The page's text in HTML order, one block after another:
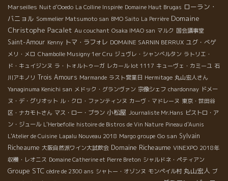
Marseilles Nuit d'Ooedo La Colline Inspirée Domaine Haut Brugas ローラン・
バニョル Sommelier Matsumoto san BMO Saito La Perrière Domaine
Christophe Pacalet Au couchant Osaka IMAO san マルク 国会議事堂
Saint-Amour Kenny トマ・ラフォレ DOMAINE SARNIN BERRUX ユグ・べゲ
メリ・メロ Chambolle Musigny 1er Cru ジュヴレ・シャンべルタン ラトリエ・
ド・キュイジンヌ ラ・トォルトゥーガ レカール lot 1117 キューヴェ・カミーユ 石
川アキノリ Trois Amours Marmande ラスト営業日 Hermitage 丸山宏人さん
Yanaginuma Kenichi san メドック・グランヴァン 宗像シェフ chardonnay ドメー
ヌ・デ・グリオット ル・クロ・ファンティンヌ カーヴ・マドレーヌ 東京・世田谷
区・ナカモトさん マス・ロー・ブラン 小松屋 Journaliste Mr.Hans ビストロ・ア
ン・ジュール L'Herbefolle histoire de Bistros de Vin Nature Pineau d'Aunis
L'Atelier de Cuisine Lapalu Nouveau 2018 Margo groupe Go san Sylvain
Richeaume 大阪自然派ワイン大試飲会 Domaine Richeaume VINEXPO 2018年
収穫・レオニス Domaine Catherine et Pierre Breton シャルドネ・ペティアン
Groupe STC cèdre de 2300 ans シャトー・オゾンヌ モンペイル村 丸山宏人 ブ